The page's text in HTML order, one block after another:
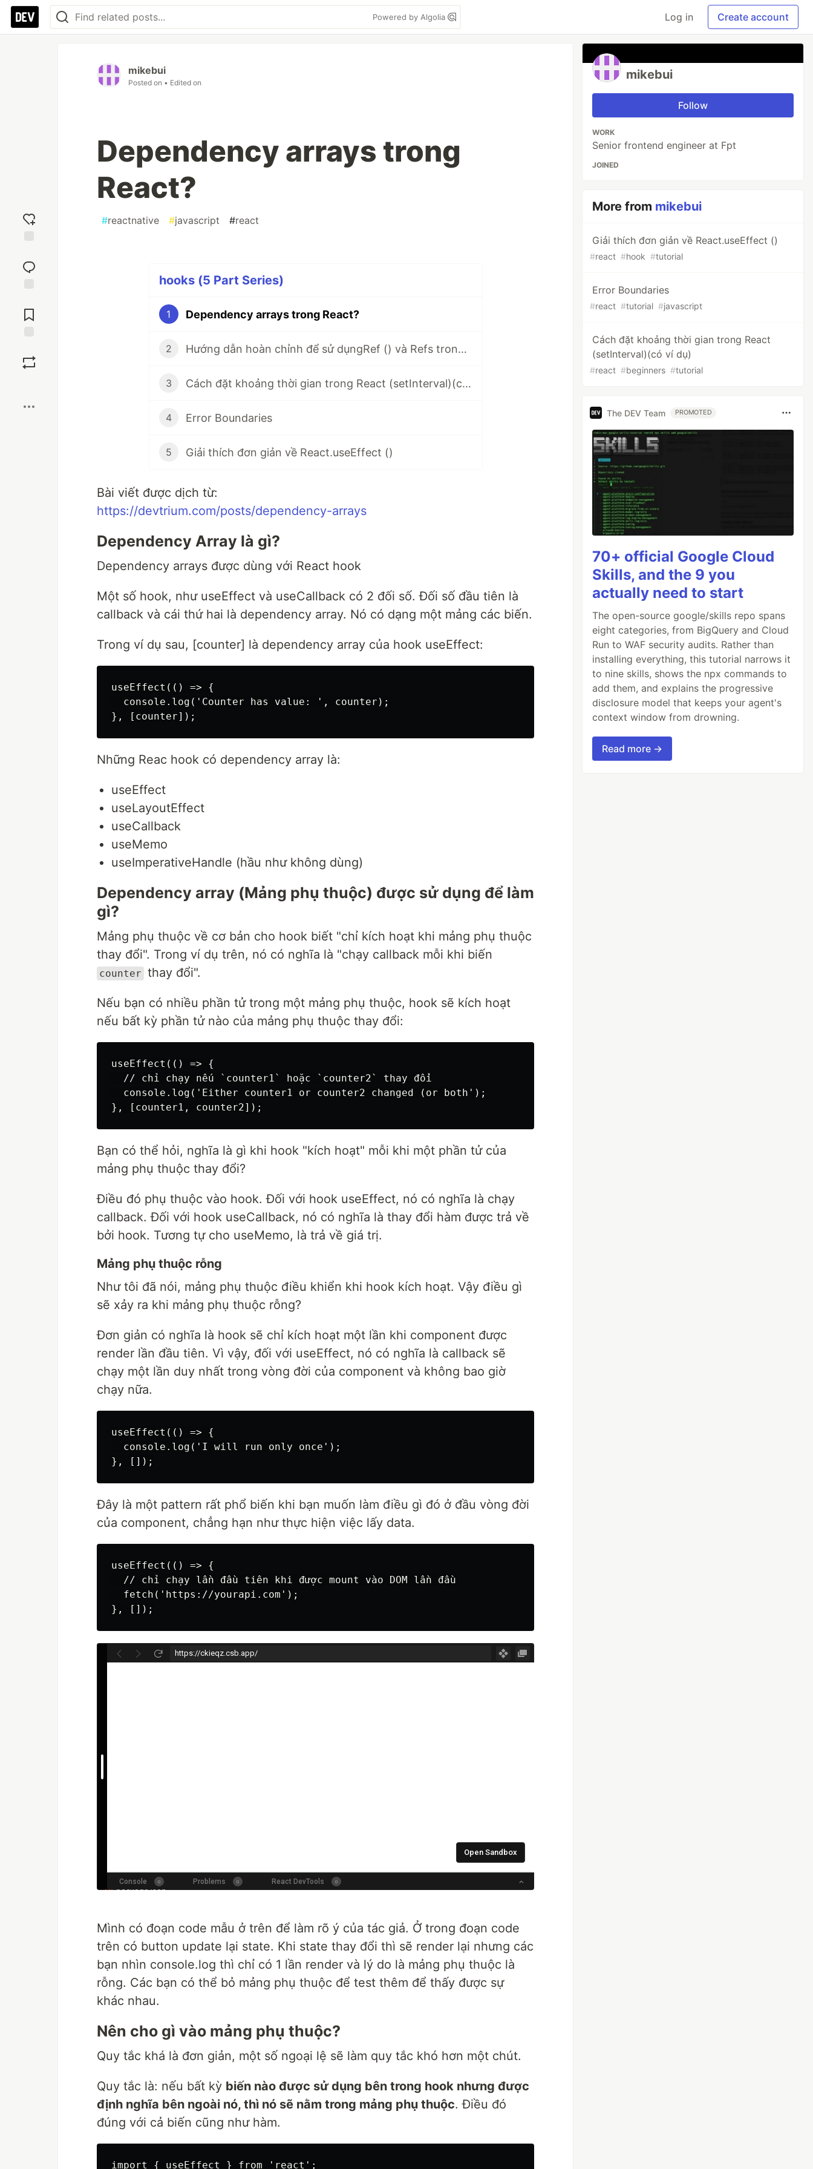
Powered by Algolia Log in Create account
reaction
Comments
mikebui
Posted on • Edited on
Dependency arrays trong
React?
#reactnative #javascript #react
hooks (5 Part Series)
1 Dependency arrays trong React?
2 Hướng dẫn hoàn chỉnh để sử dụngRef () và Refs trong React
3 Cách đặt khoảng thời gian trong React (setInterval)(có ví dụ)
4 Error Boundaries
5 Giải thích đơn giản về React.useEffect ()
Bài viết được dịch từ:
https://devtrium.com/posts/dependency-arrays
Dependency Array là gì?
Dependency arrays được dùng với React hook
Một số hook, như useEffect và useCallback có 2 đối số. Đối số đầu tiên là
callback và cái thứ hai là dependency array. Nó có dạng một mảng các biến.
Trong ví dụ sau, [counter] là dependency array của hook useEffect:
useEffect(() => {
  console.log('Counter has value: ', counter);
Những Reac hook có dependency array là:
useEffect
useLayoutEffect
useCallback
useMemo
useImperativeHandle (hầu như không dùng)
Dependency array (Mảng phụ thuộc) được sử dụng để làm
gì?
Mảng phụ thuộc về cơ bản cho hook biết "chỉ kích hoạt khi mảng phụ thuộc
thay đổi". Trong ví dụ trên, nó có nghĩa là "chạy callback mỗi khi biến
counter thay đổi".
Nếu bạn có nhiều phần tử trong một mảng phụ thuộc, hook sẽ kích hoạt
nếu bất kỳ phần tử nào của mảng phụ thuộc thay đổi:
useEffect(() => {
  // chỉ chạy nếu `counter1` hoặc `counter2` thay đổi
  console.log('Either counter1 or counter2 changed (or both');
Bạn có thể hỏi, nghĩa là gì khi hook "kích hoạt" mỗi khi một phần tử của
mảng phụ thuộc thay đổi?
Điều đó phụ thuộc vào hook. Đối với hook useEffect, nó có nghĩa là chạy
callback. Đối với hook useCallback, nó có nghĩa là thay đổi hàm được trả về
bởi hook. Tương tự cho useMemo, là trả về giá trị.
Mảng phụ thuộc rỗng
Như tôi đã nói, mảng phụ thuộc điều khiển khi hook kích hoạt. Vậy điều gì
sẽ xảy ra khi mảng phụ thuộc rỗng?
Đơn giản có nghĩa là hook sẽ chỉ kích hoạt một lần khi component được
render lần đầu tiên. Vì vậy, đối với useEffect, nó có nghĩa là callback sẽ
chạy một lần duy nhất trong vòng đời của component và không bao giờ
chạy nữa.
useEffect(() => {
  console.log('I will run only once');
Đây là một pattern rất phổ biến khi bạn muốn làm điều gì đó ở đầu vòng đời
của component, chẳng hạn như thực hiện việc lấy data.
useEffect(() => {
  // chỉ chạy lần đầu tiên khi được mount vào DOM lần đầu
  fetch('https://yourapi.com');
Mình có đoạn code mẫu ở trên để làm rõ ý của tác giả. Ở trong đoạn code
trên có button update lại state. Khi state thay đổi thì sẽ render lại nhưng các
bạn nhìn console.log thì chỉ có 1 lần render và lý do là mảng phụ thuộc là
rỗng. Các bạn có thể bỏ mảng phụ thuộc để test thêm để thấy được sự
khác nhau.
Nên cho gì vào mảng phụ thuộc?
Quy tắc khá là đơn giản, một số ngoại lệ sẽ làm quy tắc khó hơn một chút.
Quy tắc là: nếu bất kỳ biến nào được sử dụng bên trong hook nhưng được
định nghĩa bên ngoài nó, thì nó sẽ nằm trong mảng phụ thuộc. Điều đó
đúng với cả biến cũng như hàm.
import { useEffect } from 'react';
mikebui
Follow
WORK
Senior frontend engineer at Fpt
JOINED
More from mikebui
Giải thích đơn giản về React.useEffect ()
#react #hook #tutorial
Error Boundaries
#react #tutorial #javascript
Cách đặt khoảng thời gian trong React
(setInterval)(có ví dụ)
#react #beginners #tutorial
The DEV Team PROMOTED
70+ official Google Cloud
Skills, and the 9 you
actually need to start
The open-source google/skills repo spans
eight categories, from BigQuery and Cloud
Run to WAF security audits. Rather than
installing everything, this tutorial narrows it
to nine skills, shows the npx commands to
add them, and explains the progressive
disclosure model that keeps your agent's
context window from drowning.
Read more →